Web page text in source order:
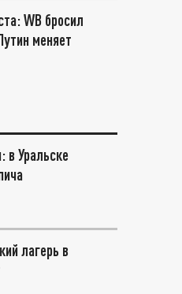
WB бросил
меняет
в Уральске
лагерь в